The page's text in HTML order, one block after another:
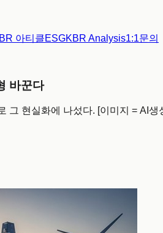
아티클ESGKBR Analysis1:1문의
바꾼다
그 현실화에 나섰다. [이미지 = AI